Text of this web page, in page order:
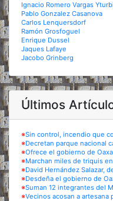
Ignacio Romero Vargas
Pablo Gonzalez Casanova
Carlos Lenquersdorf
Ramón Grosfoguel
Enrique Dussel
Jaques Lafaye
Jacobo Grinberg
Últimos
※Sin control, incendio que
※Decretan parque nacional
※Ofrece el gobierno de
※Marchan miles de triquis
※David Hernández Salazar,
※Desdeña el gobierno de
※Suman 12 integrantes del
※Vecinos acosan a